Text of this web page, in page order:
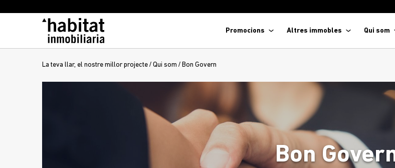
Promocions Altres immobles Qui som
La teva llar, el nostre millor projecte / Qui som / Bon Govern
Bon